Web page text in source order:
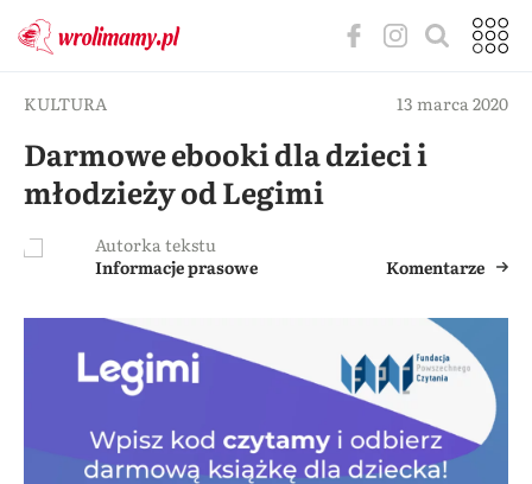
KULTURA 13 marca 2020
Darmowe ebooki dla dzieci i
młodzieży od Legimi
Autorka tekstu
Informacje prasowe
Komentarze